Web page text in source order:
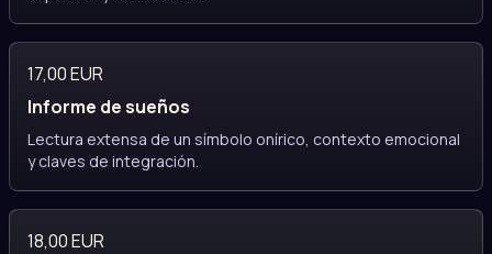
17,00 EUR
Informe de sueños
Lectura extensa de un símbolo onírico, contexto emocional
y claves de integración.
18,00 EUR